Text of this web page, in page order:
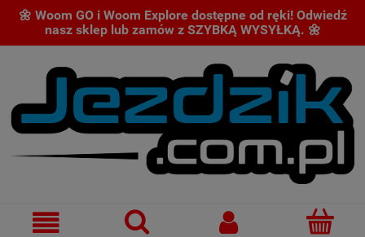
🌼 Woom GO i Woom Explore dostępne od ręki! Odwiedź
nasz sklep lub zamów z SZYBKĄ WYSYŁKĄ. 🌼